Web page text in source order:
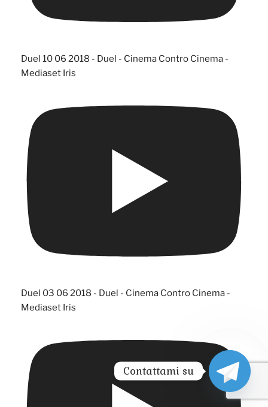
Duel 10 06 2018 - Duel - Cinema Contro Cinema -
Mediaset Iris
Duel 03 06 2018 - Duel - Cinema Contro Cinema -
Mediaset Iris
Contattami su